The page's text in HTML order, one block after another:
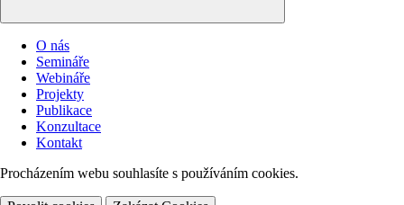
O nás
Semináře
Webináře
Projekty
Publikace
Konzultace
Kontakt
Procházením webu souhlasíte s používáním cookies.